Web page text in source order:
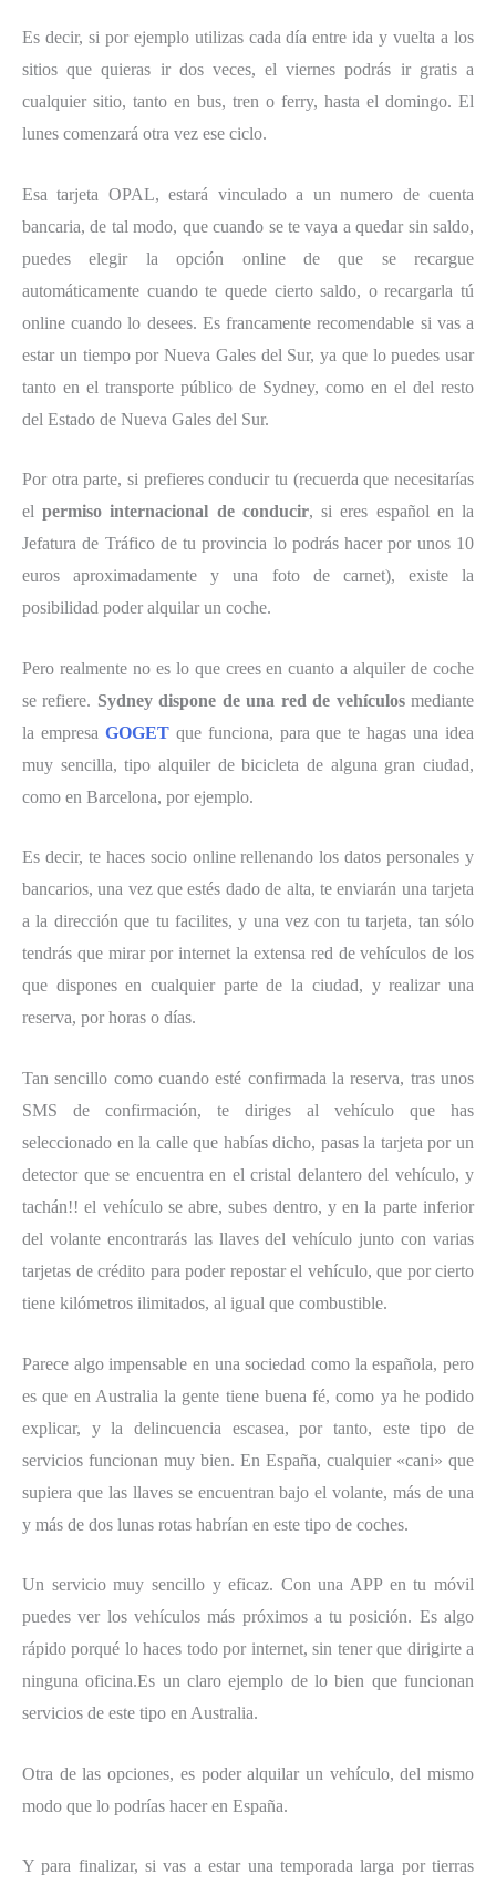
Es decir, si por ejemplo utilizas cada día entre ida y vuelta a los
sitios que quieras ir dos veces, el viernes podrás ir gratis a
cualquier sitio, tanto en bus, tren o ferry, hasta el domingo. El
lunes comenzará otra vez ese ciclo.
Esa tarjeta OPAL, estará vinculado a un numero de cuenta
bancaria, de tal modo, que cuando se te vaya a quedar sin saldo,
puedes elegir la opción online de que se recargue
automáticamente cuando te quede cierto saldo, o recargarla tú
online cuando lo desees. Es francamente recomendable si vas a
estar un tiempo por Nueva Gales del Sur, ya que lo puedes usar
tanto en el transporte público de Sydney, como en el del resto
del Estado de Nueva Gales del Sur.
Por otra parte, si prefieres conducir tu (recuerda que necesitarías
el permiso internacional de conducir, si eres español en la
Jefatura de Tráfico de tu provincia lo podrás hacer por unos 10
euros aproximadamente y una foto de carnet), existe la
posibilidad poder alquilar un coche.
Pero realmente no es lo que crees en cuanto a alquiler de coche
se refiere. Sydney dispone de una red de vehículosmediante
la empresa GOGETque funciona, para que te hagas una idea
muy sencilla, tipo alquiler de bicicleta de alguna gran ciudad,
como en Barcelona, por ejemplo.
Es decir, te haces socio online rellenando los datos personales y
bancarios, una vez que estés dado de alta, te enviarán una tarjeta
a la dirección que tu facilites, y una vez con tu tarjeta, tan sólo
tendrás que mirar por internet la extensa red de vehículos de los
que dispones en cualquier parte de la ciudad, y realizar una
reserva, por horas o días.
Tan sencillo como cuando esté confirmada la reserva, tras unos
SMS de confirmación, te diriges al vehículo que has
seleccionado en la calle que habías dicho, pasas la tarjeta por un
detector que se encuentra en el cristal delantero del vehículo, y
tachán!! el vehículo se abre, subes dentro, y en la parte inferior
del volante encontrarás las llaves del vehículo junto con varias
tarjetas de crédito para poder repostar el vehículo, que por cierto
tiene kilómetros ilimitados, al igual que combustible.
Parece algo impensable en una sociedad como la española, pero
es que en Australia la gente tiene buena fé, como ya he podido
explicar, y la delincuencia escasea, por tanto, este tipo de
servicios funcionan muy bien. En España, cualquier «cani» que
supiera que las llaves se encuentran bajo el volante, más de una
y más de dos lunas rotas habrían en este tipo de coches.
Un servicio muy sencillo y eficaz. Con una APP en tu móvil
puedes ver los vehículos más próximos a tu posición. Es algo
rápido porqué lo haces todo por internet, sin tener que dirigirte a
ninguna oficina.Es un claro ejemplo de lo bien que funcionan
servicios de este tipo en Australia.
Otra de las opciones, es poder alquilar un vehículo, del mismo
modo que lo podrías hacer en España.
Y para finalizar, si vas a estar una temporada larga por tierras